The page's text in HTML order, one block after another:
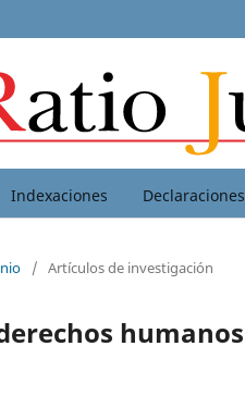
Indexaciones Declaraciones
/ Artículos de investigación
humanos